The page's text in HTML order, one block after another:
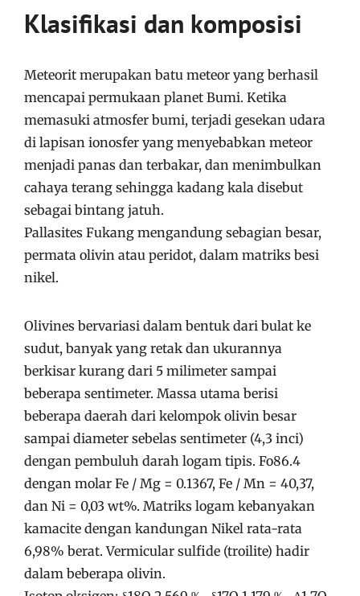
Klasifikasi dan komposisi
Meteorit merupakan batu meteor yang berhasil
mencapai permukaan planet Bumi. Ketika
memasuki atmosfer bumi, terjadi gesekan udara
di lapisan ionosfer yang menyebabkan meteor
menjadi panas dan terbakar, dan menimbulkan
cahaya terang sehingga kadang kala disebut
sebagai bintang jatuh.
Pallasites Fukang mengandung sebagian besar,
permata olivin atau peridot, dalam matriks besi
nikel.
Olivines bervariasi dalam bentuk dari bulat ke
sudut, banyak yang retak dan ukurannya
berkisar kurang dari 5 milimeter sampai
beberapa sentimeter. Massa utama berisi
beberapa daerah dari kelompok olivin besar
sampai diameter sebelas sentimeter (4,3 inci)
dengan pembuluh darah logam tipis. Fo86.4
dengan molar Fe / Mg = 0.1367, Fe / Mn = 40,37,
dan Ni = 0,03 wt%. Matriks logam kebanyakan
kamacite dengan kandungan Nikel rata-rata
6,98% berat. Vermicular sulfide (troilite) hadir
dalam beberapa olivin.